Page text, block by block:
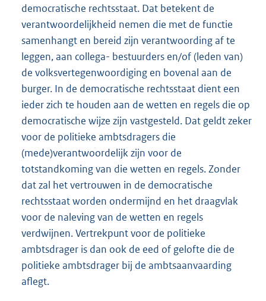
democratische rechtsstaat. Dat betekent de
verantwoordelijkheid nemen die met de functie
samenhangt en bereid zijn verantwoording af te
leggen, aan collega- bestuurders en/of (leden van)
de volksvertegenwoordiging en bovenal aan de
burger. In de democratische rechtsstaat dient een
ieder zich te houden aan de wetten en regels die op
democratische wijze zijn vastgesteld. Dat geldt zeker
voor de politieke ambtsdragers die
(mede)verantwoordelijk zijn voor de
totstandkoming van die wetten en regels. Zonder
dat zal het vertrouwen in de democratische
rechtsstaat worden ondermijnd en het draagvlak
voor de naleving van de wetten en regels
verdwijnen. Vertrekpunt voor de politieke
ambtsdrager is dan ook de eed of gelofte die de
politieke ambtsdrager bij de ambtsaanvaarding
aflegt.